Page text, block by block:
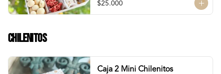
Naranjitas con chocolate 150 gr
8 Rocas Suizas
$25.000
Chilenitos
Caja 2 Mini Chilenitos